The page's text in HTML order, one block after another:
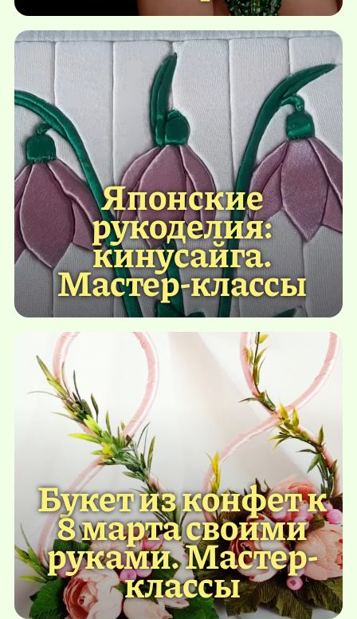
Японские
рукоделия:
кинусайга.
Мастер-классы
Букет из конфет к
8 марта своими
руками. Мастер-
классы